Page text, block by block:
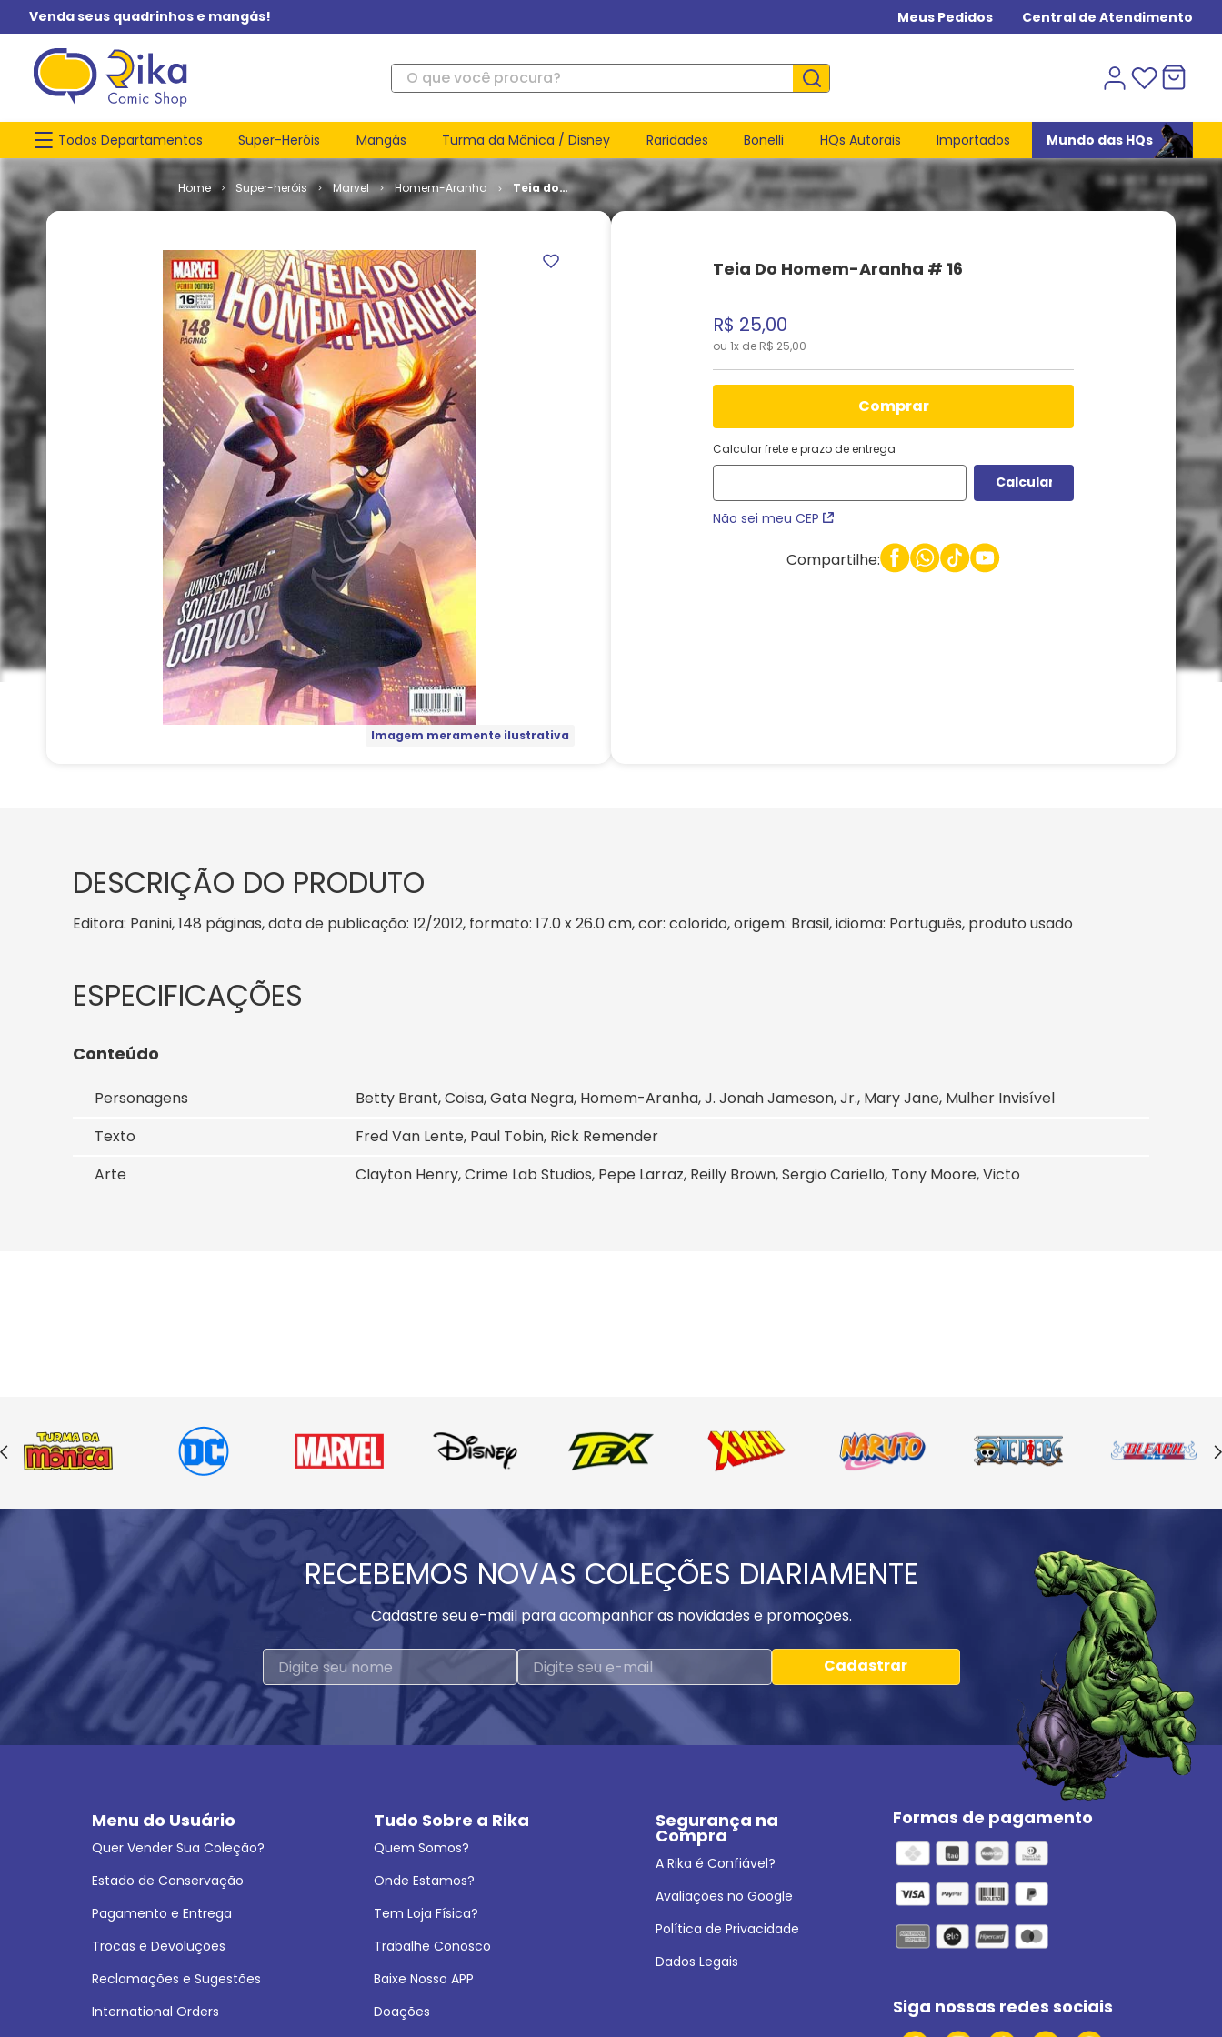
Venda seus quadrinhos e mangás! Meus Pedidos Central de Atendimento
O que você procura?
Todos Departamentos Super-Heróis Mangás Turma da Mônica / Disney Raridades Bonelli HQs Autorais Importados Mundo das HQs
Super-heróis Marvel Homem-Aranha
Teia do
Homem-
Imagem meramente ilustrativa
Teia Do Homem-Aranha # 16
R$ 25,00
ou 1x de R$ 25,00
comprar
Calcular frete e prazo de entrega
Não sei meu CEP
Compartilhe:
DESCRIÇÃO DO PRODUTO
Editora: Panini, 148 páginas, data de publicação: 12/2012, formato: 17.0 x 26.0 cm, cor: colorido, origem: Brasil, idioma: Português, produto usado
Conteúdo
Personagens
Betty Brant, Coisa, Gata Negra, Homem-Aranha, J. Jonah Jameson, Jr., Mary Jane, Mulher Invisível
Texto
Fred Van Lente, Paul Tobin, Rick Remender
Arte
Clayton Henry, Crime Lab Studios, Pepe Larraz, Reilly Brown, Sergio Cariello, Tony Moore, Victo
RECEBEMOS NOVAS COLEÇÕES DIARIAMENTE
Cadastre seu e-mail para acompanhar as novidades e promoções.
Cadastrar
Menu do Usuário
Quer Vender Sua Coleção?
Estado de Conservação
Pagamento e Entrega
Trocas e Devoluções
Reclamações e Sugestões
International Orders
Tudo Sobre a Rika
Quem Somos?
Onde Estamos?
Tem Loja Física?
Trabalhe Conosco
Baixe Nosso APP
Doações
Segurança na
Compra
A Rika é Confiável?
Avaliações no Google
Política de Privacidade
Dados Legais
Formas de pagamento
Siga nossas redes sociais